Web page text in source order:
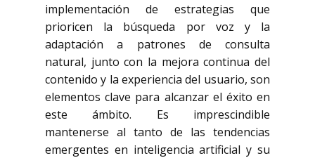
implementación de estrategias que
prioricen la búsqueda por voz y la
adaptación a patrones de consulta
natural, junto con la mejora continua del
contenido y la experiencia del usuario, son
elementos clave para alcanzar el éxito en
este ámbito. Es imprescindible
mantenerse al tanto de las tendencias
emergentes en inteligencia artificial y su